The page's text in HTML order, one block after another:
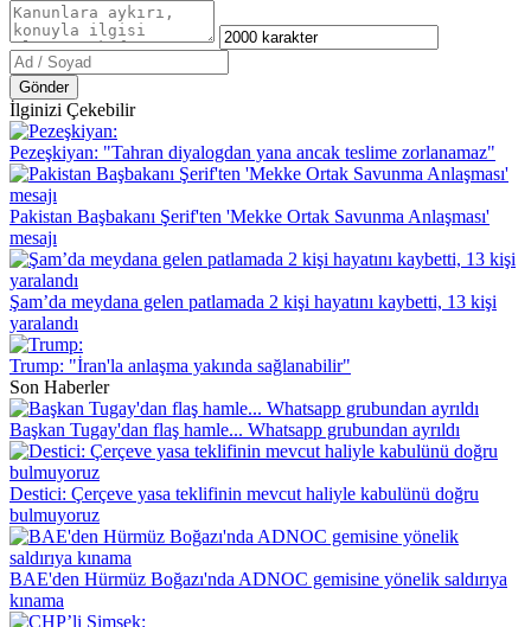
Gönder
İlginizi Çekebilir
Pezeşkiyan: "Tahran diyalogdan yana ancak teslime zorlanamaz"
Pakistan Başbakanı Şerif'ten 'Mekke Ortak Savunma Anlaşması'
mesajı
Şam’da meydana gelen patlamada 2 kişi hayatını kaybetti, 13 kişi
yaralandı
Trump: "İran'la anlaşma yakında sağlanabilir"
Son Haberler
Başkan Tugay'dan flaş hamle... Whatsapp grubundan ayrıldı
Destici: Çerçeve yasa teklifinin mevcut haliyle kabulünü doğru
bulmuyoruz
BAE'den Hürmüz Boğazı'nda ADNOC gemisine yönelik saldırıya
kınama